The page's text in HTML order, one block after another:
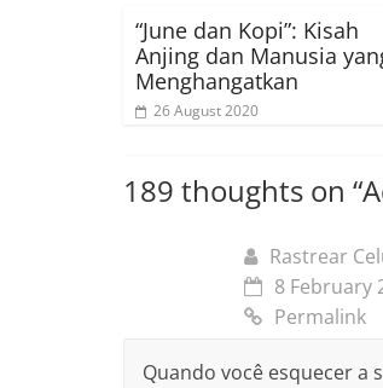
“June dan Kopi”: Kisah
Anjing dan Manusia
Menghangatkan
26 August 2020
189 thoughts on “
Rastrear
8 February
Permalink
Quando você esquecer a